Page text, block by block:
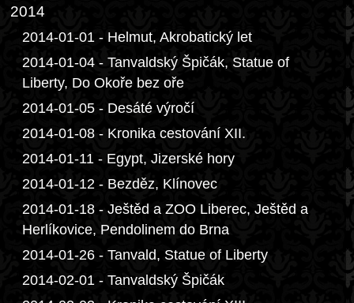
2014
2014-01-01 - Helmut, Akrobatický let
2014-01-04 - Tanvaldský Špičák, Statue of
Liberty, Do Okoře bez oře
2014-01-05 - Desáté výročí
2014-01-08 - Kronika cestování XII.
2014-01-11 - Egypt, Jizerské hory
2014-01-12 - Bezděz, Klínovec
2014-01-18 - Ještěd a ZOO Liberec, Ještěd a
Herlíkovice, Pendolinem do Brna
2014-01-26 - Tanvald, Statue of Liberty
2014-02-01 - Tanvaldský Špičák